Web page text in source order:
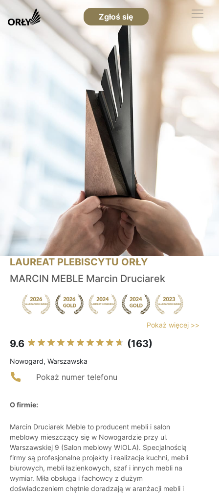
Zgłoś się
LAUREAT PLEBISCYTU ORŁY
MARCIN MEBLE Marcin Druciarek
Pokaż więcej >>
9.6 (163)
Nowogard, Warszawska
Pokaż numer telefonu
O firmie:
Marcin Druciarek Meble to producent mebli i salon
meblowy mieszczący się w Nowogardzie przy ul.
Warszawskiej 9 (Salon meblowy WIOLA). Specjalnością
firmy są profesjonalne projekty i realizacje kuchni, mebli
biurowych, mebli łazienkowych, szaf i innych mebli na
wymiar. Miła obsługa i fachowcy z dużym
doświadczeniem chętnie doradzają w aranżacji mebli i